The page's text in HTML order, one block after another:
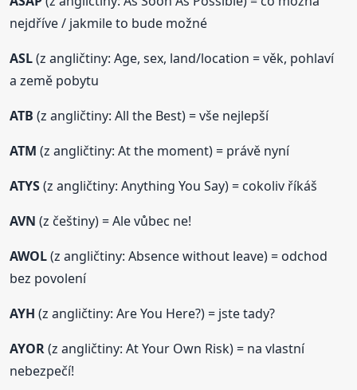
nejdříve / jakmile to bude možné
ASL(z angličtiny: Age, sex, land/location = věk, pohlaví
a země pobytu
ATB (z angličtiny: All the Best) = vše nejlepší
ATM (z angličtiny: At the moment) = právě nyní
ATYS(z angličtiny: Anything You Say) = cokoliv říkáš
AVN(z češtiny) = Ale vůbec ne!
AWOL(z angličtiny: Absence without leave) = odchod
bez povolení
AYH(z angličtiny: Are You Here?) = jste tady?
AYOR(z angličtiny: At Your Own Risk) = na vlastní
nebezpečí!